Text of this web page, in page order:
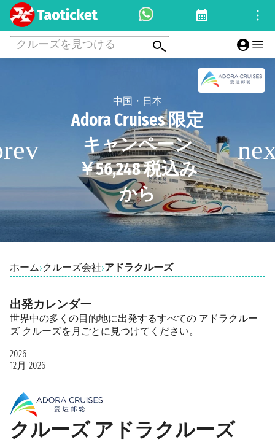
クルーズを見つける
中国・日本
Adora Cruises 限定
キャンペーン
￥56,248 税込み
から
ホーム›クルーズ会社›アドラクルーズ
クルーズ アドラクルーズ
出発カレンダー
世界中の多くの目的地に出発するすべての アドラクルー
ズ クルーズを月ごとに見つけてください。
2026
12月 2026